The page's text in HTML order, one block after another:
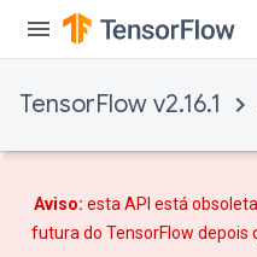
TensorFlow v2.16.1
Aviso: esta API está
futura do TensorFlow depois